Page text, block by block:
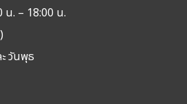
น. – 18:00 น.
วันพุธ